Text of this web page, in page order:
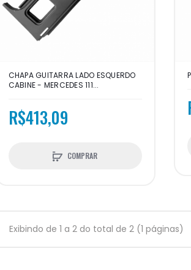
CHAPA GUITARRA LADO ESQUERDO
CABINE - MERCEDES 111...
R$413,09
COMPRAR
Exibindo de 1 a 2 do total de 2 (1 páginas)